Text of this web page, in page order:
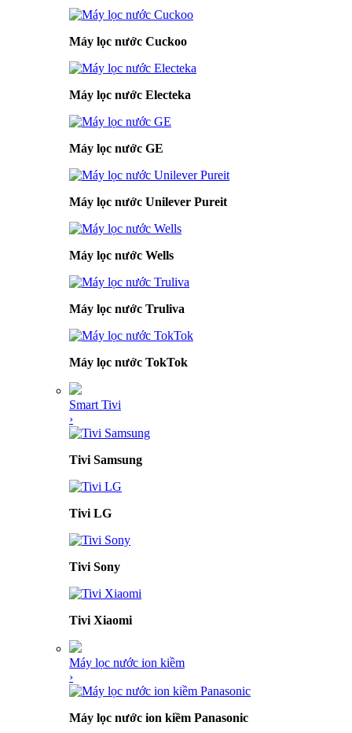
Máy lọc nước Cuckoo
Máy lọc nước Electeka
Máy lọc nước GE
Máy lọc nước Unilever Pureit
Máy lọc nước Wells
Máy lọc nước Truliva
Máy lọc nước TokTok
Smart Tivi
›
Tivi Samsung
Tivi LG
Tivi Sony
Tivi Xiaomi
Máy lọc nước ion kiềm
›
Máy lọc nước ion kiềm Panasonic